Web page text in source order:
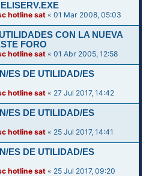
hotline sat «01 Mar 2008, 05:03
CON LA NUEVA
FORO
hotline sat «01 Abr 2005, 12:58
ES DE UTILIDAD/ES
hotline sat « 27 Jul 2017, 14:42
ES DE UTILIDAD/ES
hotline sat « 25 Jul 2017, 14:41
ES DE UTILIDAD/ES
hotline sat « 25 Jul 2017, 09:20